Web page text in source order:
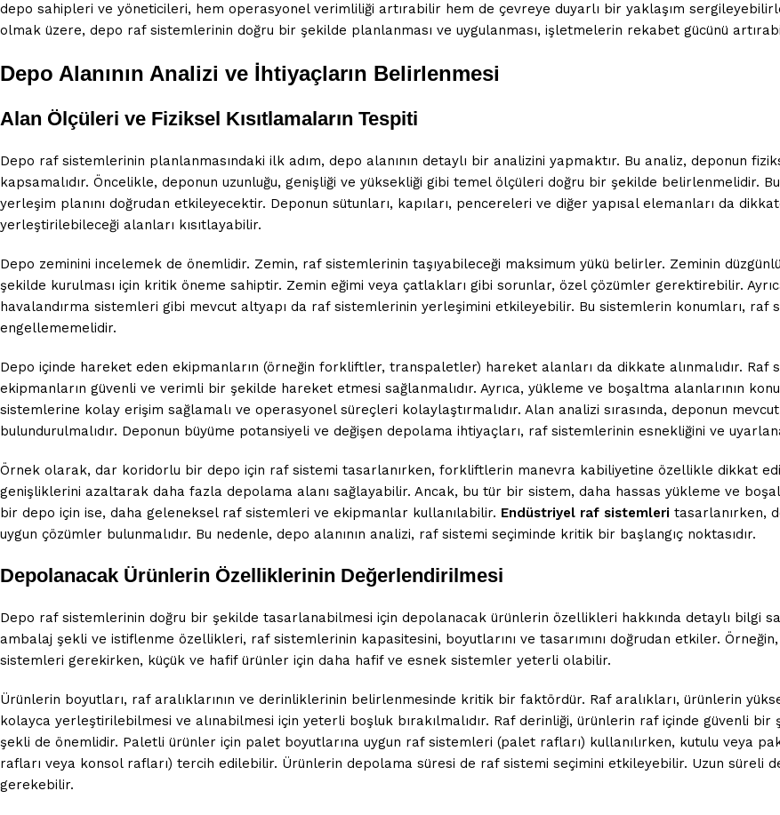
depo sahipleri ve yöneticileri, hem operasyonel verimliliği artırabilir hem de çevreye duyarlı bir yaklaşım
olmak üzere, depo raf sistemlerinin doğru bir şekilde planlanması ve uygulanması, işletmelerin rekabet gücünü
Depo Alanının Analizi ve İhtiyaçların Belirlenmesi
Alan Ölçüleri ve Fiziksel Kısıtlamaların Tespiti
Depo raf sistemlerinin planlanmasındaki ilk adım, depo alanının detaylı bir analizini yapmaktır. Bu analiz, deponun
kapsamalıdır. Öncelikle, deponun uzunluğu, genişliği ve yüksekliği gibi temel ölçüleri doğru bir şekilde belirlenmelidir.
yerleşim planını doğrudan etkileyecektir. Deponun sütunları, kapıları, pencereleri ve diğer yapısal elemanları da
yerleştirilebileceği alanları kısıtlayabilir.
Depo zeminini incelemek de önemlidir. Zemin, raf sistemlerinin taşıyabileceği maksimum yükü belirler. Zeminin
şekilde kurulması için kritik öneme sahiptir. Zemin eğimi veya çatlakları gibi sorunlar, özel çözümler gerektirebilir.
havalandırma sistemleri gibi mevcut altyapı da raf sistemlerinin yerleşimini etkileyebilir. Bu sistemlerin konumları, raf
engellememelidir.
Depo içinde hareket eden ekipmanların (örneğin forkliftler, transpaletler) hareket alanları da dikkate alınmalıdır. Raf
ekipmanların güvenli ve verimli bir şekilde hareket etmesi sağlanmalıdır. Ayrıca, yükleme ve boşaltma alanlarının
sistemlerine kolay erişim sağlamalı ve operasyonel süreçleri kolaylaştırmalıdır. Alan analizi sırasında, deponun
bulundurulmalıdır. Deponun büyüme potansiyeli ve değişen depolama ihtiyaçları, raf sistemlerinin esnekliğini ve
Örnek olarak, dar koridorlu bir depo için raf sistemi tasarlanırken, forkliftlerin manevra kabiliyetine özellikle dikkat
genişliklerini azaltarak daha fazla depolama alanı sağlayabilir. Ancak, bu tür bir sistem, daha hassas yükleme ve
bir depo için ise, daha geleneksel raf sistemleri ve ekipmanlar kullanılabilir. Endüstriyel raf sistemleri tasarlanırken,
uygun çözümler bulunmalıdır. Bu nedenle, depo alanının analizi, raf sistemi seçiminde kritik bir başlangıç noktasıdır.
Depolanacak Ürünlerin Özelliklerinin Değerlendirilmesi
Depo raf sistemlerinin doğru bir şekilde tasarlanabilmesi için depolanacak ürünlerin özellikleri hakkında detaylı bilgi
ambalaj şekli ve istiflenme özellikleri, raf sistemlerinin kapasitesini, boyutlarını ve tasarımını doğrudan etkiler.
sistemleri gerekirken, küçük ve hafif ürünler için daha hafif ve esnek sistemler yeterli olabilir.
Ürünlerin boyutları, raf aralıklarının ve derinliklerinin belirlenmesinde kritik bir faktördür. Raf aralıkları, ürünlerin
kolayca yerleştirilebilmesi ve alınabilmesi için yeterli boşluk bırakılmalıdır. Raf derinliği, ürünlerin raf içinde güvenli
şekli de önemlidir. Paletli ürünler için palet boyutlarına uygun raf sistemleri (palet rafları) kullanılırken, kutulu veya
rafları veya konsol rafları) tercih edilebilir. Ürünlerin depolama süresi de raf sistemi seçimini etkileyebilir. Uzun süreli
gerekebilir.